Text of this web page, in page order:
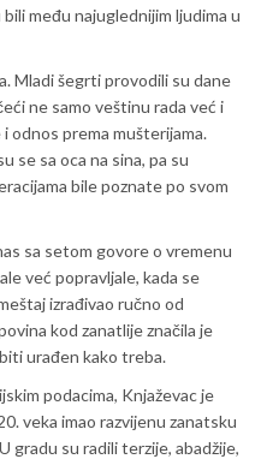
među najuglednijim ljudima u
Mladi šegrti provodili su dane
ne samo veštinu rada već i
odnos prema mušterijama.
se sa oca na sina, pa su
bile poznate po svom
sa setom govore o vremenu
već popravljale, kada se
izrađivao ručno od
kod zanatlije značila je
urađen kako treba.
podacima, Knjaževac je
veka imao razvijenu zanatsku
gradu su radili terzije, abadžije,